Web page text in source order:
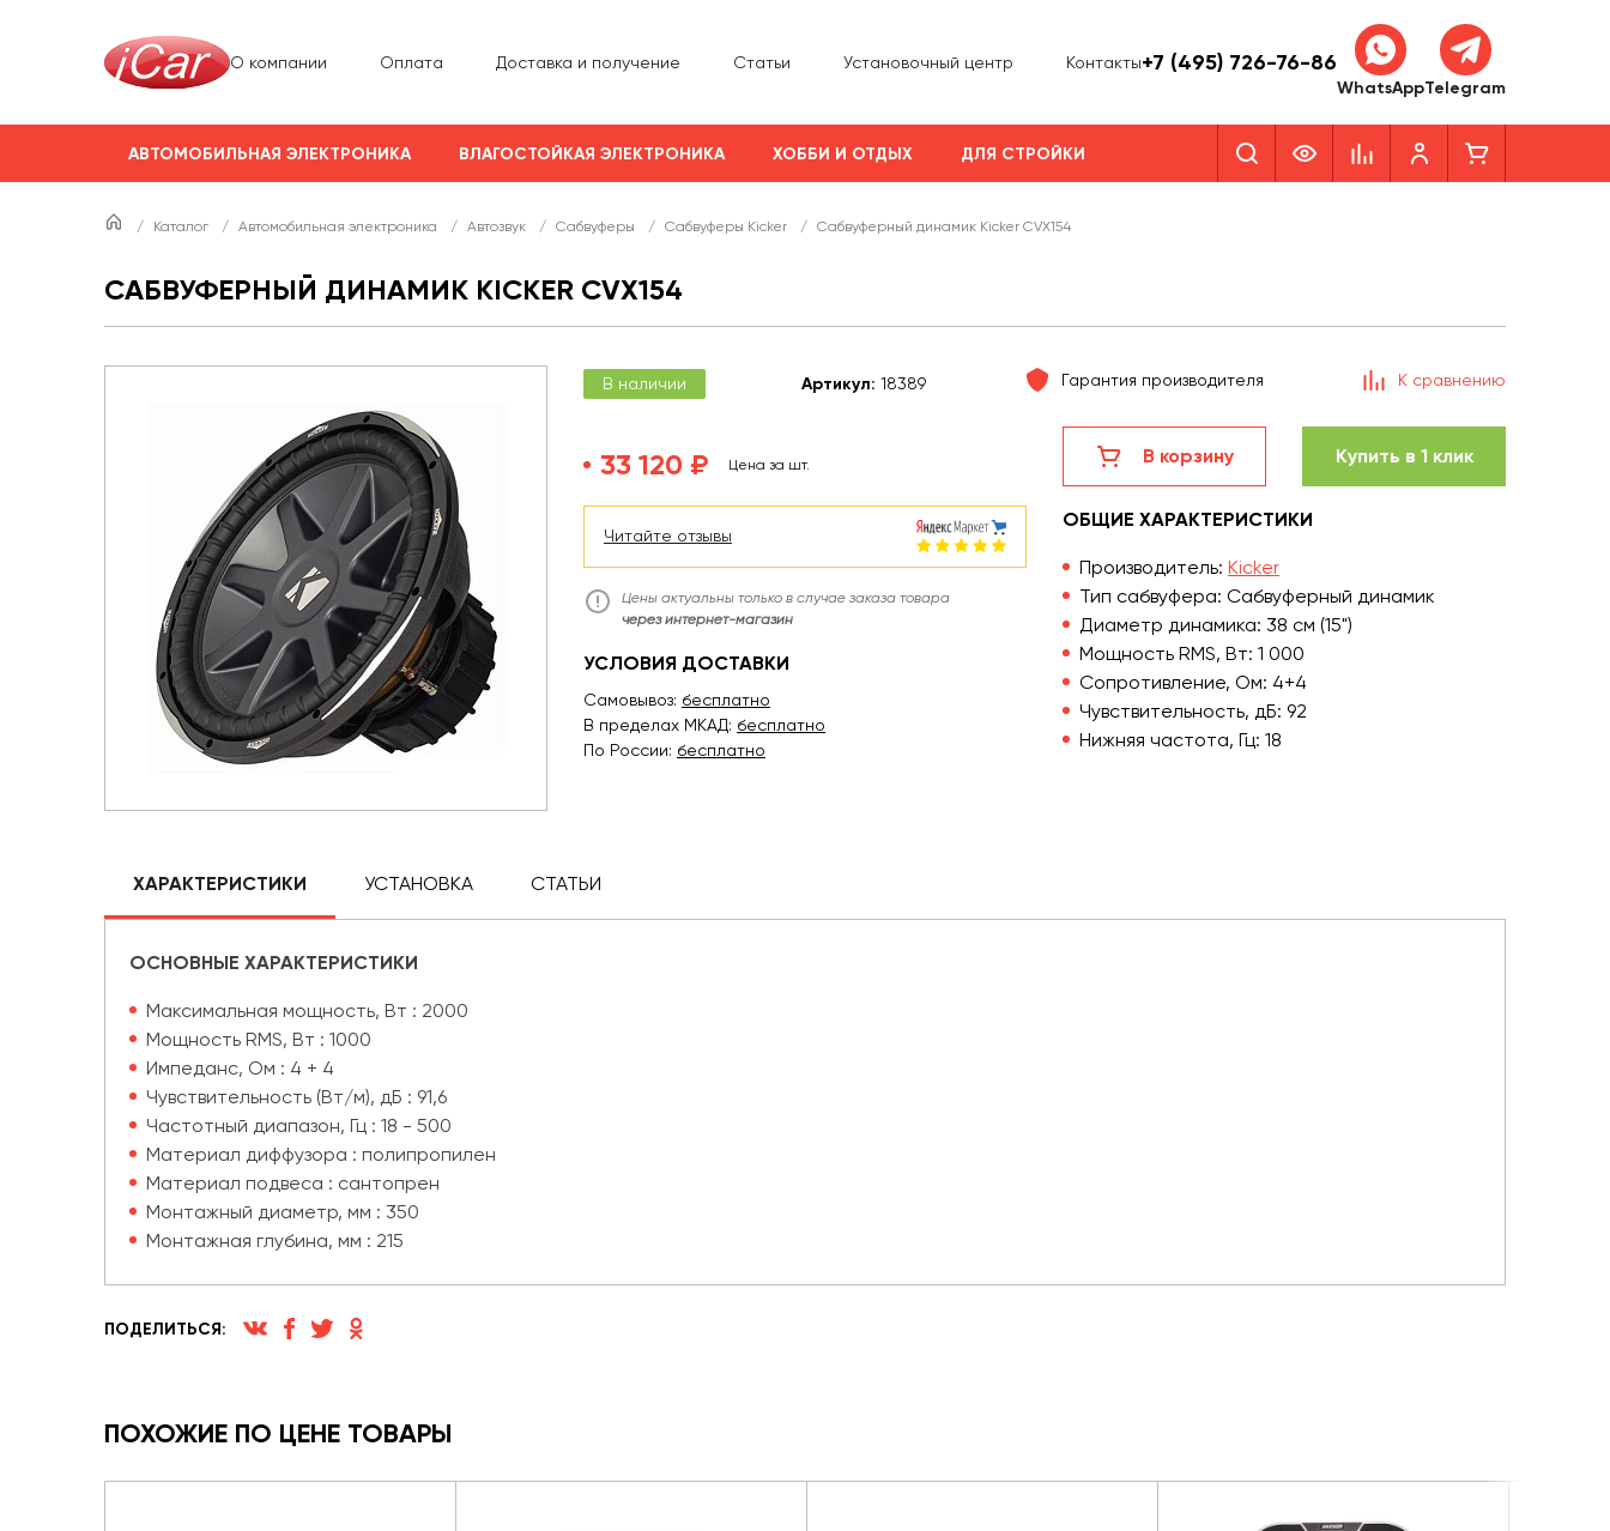
О компании Оплата Доставка и получение Статьи Установочный центр Контакты+7 (495) 726-76-86
WhatsAppTelegram
АВТОМОБИЛЬНАЯ ЭЛЕКТРОНИКА ВЛАГОСТОЙКАЯ ЭЛЕКТРОНИКА ХОББИ И ОТДЫХ ДЛЯ СТРОЙКИ
/ Каталог / Автомобильная электроника / Автозвук / Сабвуферы / Сабвуферы Kicker / Сабвуферный динамик Kicker CVX154
САБВУФЕРНЫЙ ДИНАМИК KICKER CVX154
В наличии Артикул: 18389 Гарантия производителя К сравнению
33 120 ₽ Цена за шт.
Читайте отзывы
Цены актуальны только в случае заказа товара
через интернет-магазин
УСЛОВИЯ ДОСТАВКИ
Самовывоз: бесплатно
В пределах МКАД: бесплатно
По России: бесплатно
В корзину Купить в 1 клик
ОБЩИЕ ХАРАКТЕРИСТИКИ
Производитель: Kicker
Тип сабвуфера: Сабвуферный динамик
Диаметр динамика: 38 см (15")
Мощность RMS, Вт: 1 000
Сопротивление, Ом: 4+4
Чувствительность, дБ: 92
Нижняя частота, Гц: 18
ХАРАКТЕРИСТИКИ УСТАНОВКА СТАТЬИ
ОСНОВНЫЕ ХАРАКТЕРИСТИКИ
Максимальная мощность, Вт : 2000
Мощность RMS, Вт : 1000
Импеданс, Ом : 4 + 4
Чувствительность (Вт/м), дБ : 91,6
Частотный диапазон, Гц : 18 - 500
Материал диффузора : полипропилен
Материал подвеса : сантопрен
Монтажный диаметр, мм : 350
Монтажная глубина, мм : 215
ПОДЕЛИТЬСЯ:
ПОХОЖИЕ ПО ЦЕНЕ ТОВАРЫ